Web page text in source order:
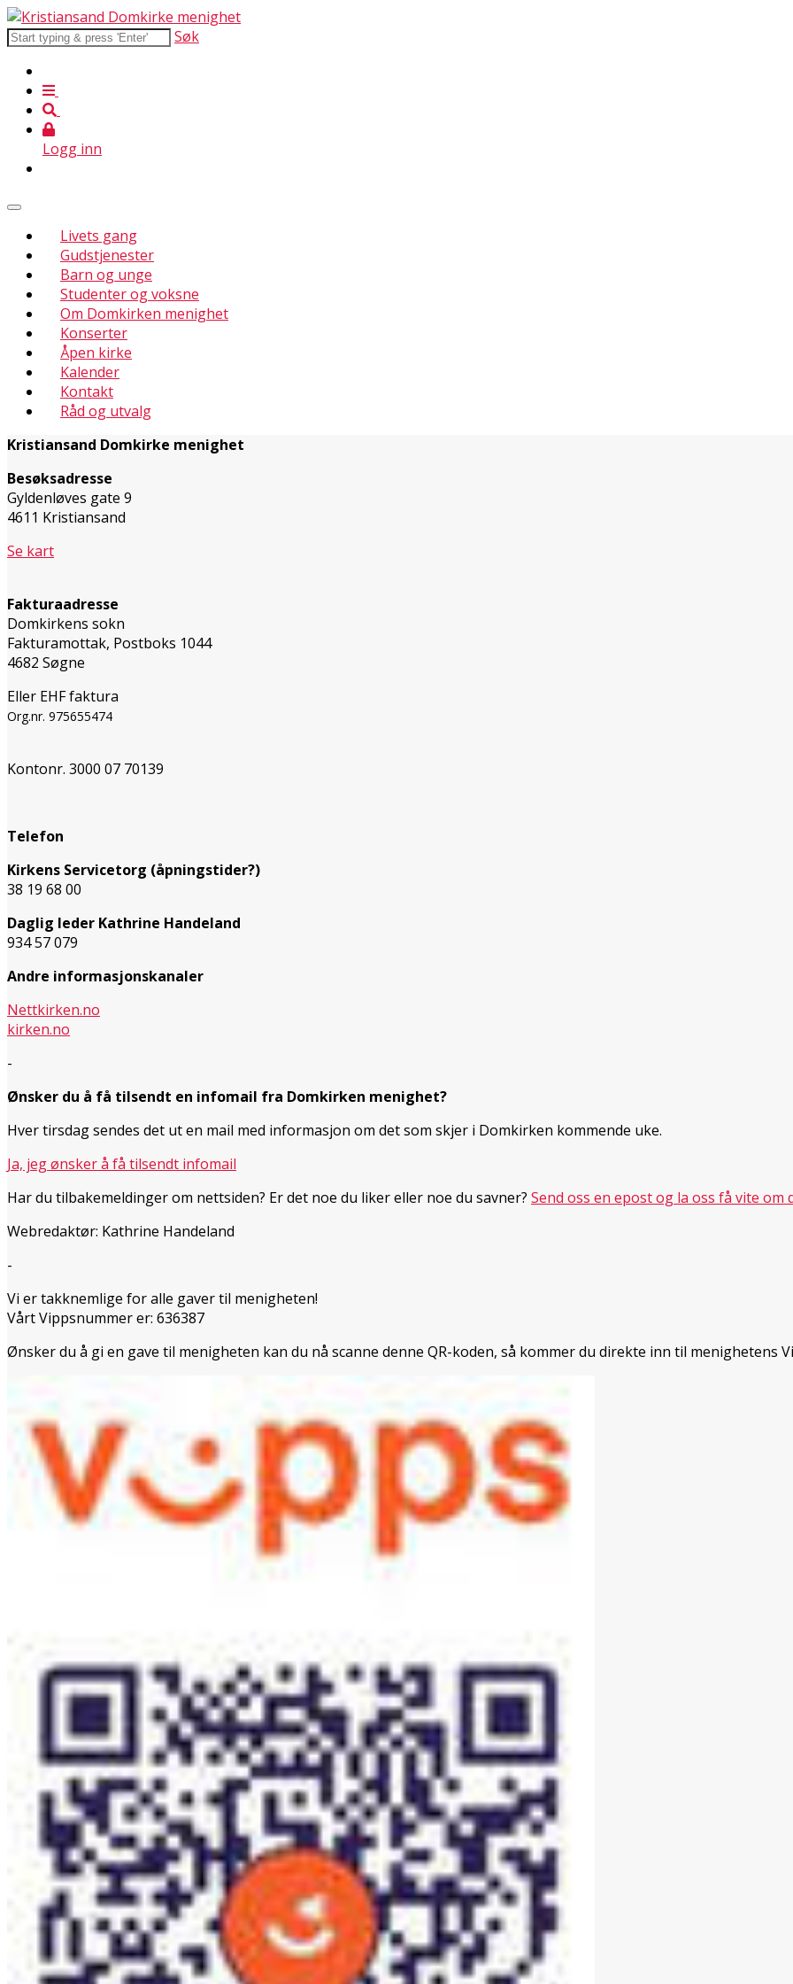
Søk
Logg inn
Livets gang
Gudstjenester
Barn og unge
Studenter og voksne
Om Domkirken menighet
Konserter
Åpen kirke
Kalender
Kontakt
Råd og utvalg
Kristiansand Domkirke menighet
Besøksadresse
Gyldenløves gate 9
4611 Kristiansand
Se kart
Fakturaadresse
Domkirkens sokn
Fakturamottak, Postboks 1044
4682 Søgne
Eller EHF faktura
Org.nr. 975655474
Kontonr. 3000 07 70139
Telefon
Kirkens Servicetorg (åpningstider?)
38 19 68 00
Daglig leder Kathrine Handeland
934 57 079
Andre informasjonskanaler
Nettkirken.no
kirken.no
-
Ønsker du å få tilsendt en infomail fra Domkirken menighet?
Hver tirsdag sendes det ut en mail med informasjon om det som skjer i Domkirken kommende uke.
Ja, jeg ønsker å få tilsendt infomail
Har du tilbakemeldinger om nettsiden? Er det noe du liker eller noe du savner? Send oss en epost og la oss få vite om
Webredaktør: Kathrine Handeland
-
Vi er takknemlige for alle gaver til menigheten!
Vårt Vippsnummer er: 636387
Ønsker du å gi en gave til menigheten kan du nå scanne denne QR-koden, så kommer du direkte inn til menighetens